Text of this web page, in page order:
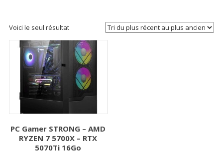
Voici le seul résultat
PC Gamer STRONG – AMD
RYZEN 7 5700X – RTX
5070Ti 16Go